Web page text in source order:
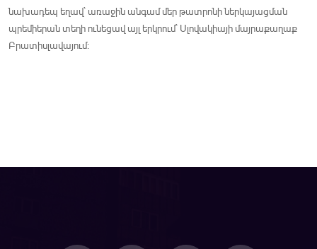
նախադեպ եղավ` առաջին անգամ մեր թատրոնի ներկայացման
պրեմիերան տեղի ունեցավ այլ երկրում` Սլովակիայի մայրաքաղաք
Բրատիսլավայում: